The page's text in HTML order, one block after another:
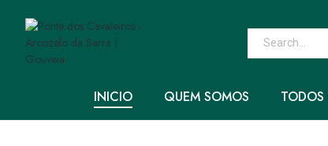
INICIO QUEM SOMOS TODOS